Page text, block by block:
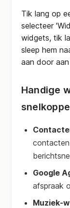
Tik lang op
selecteer
widgets, tik
sleep hem
aan door
Handige
Google
afspraak
Muziek-